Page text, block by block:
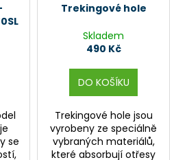
se
Trekingové hole
Skladem
490 Kč
DO KOŠÍKU
Trekingové hole jsou
vyrobeny ze speciálně
vybraných materiálů,
které absorbují otřesy